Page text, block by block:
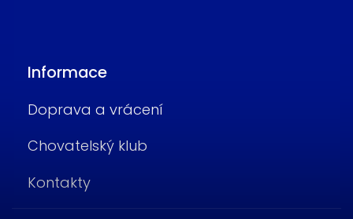
Informace
Doprava a vrácení
Chovatelský klub
Kontakty